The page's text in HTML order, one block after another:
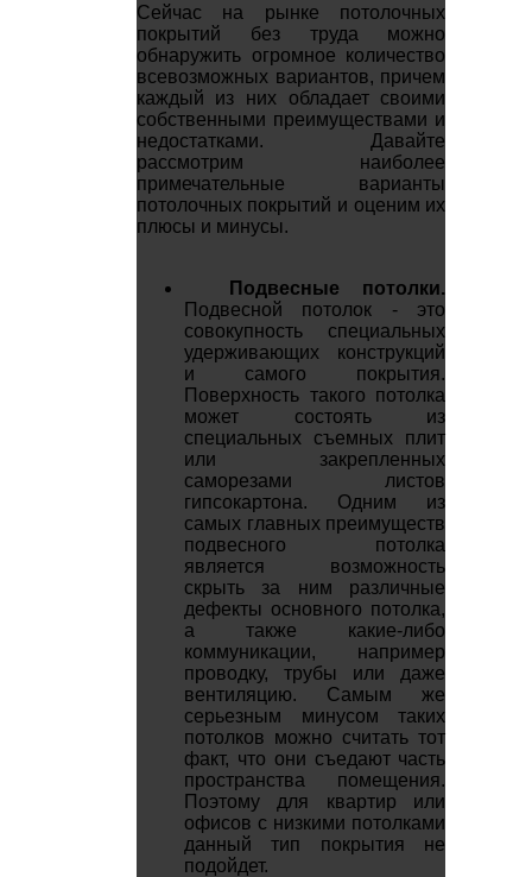
Сейчас на рынке потолочных
покрытий без труда можно
обнаружить огромное количество
всевозможных вариантов, причем
каждый из них обладает своими
собственными преимуществами и
недостатками. Давайте
рассмотрим наиболее
примечательные варианты
потолочных покрытий и оценим их
плюсы и минусы.
Подвесные потолки.
Подвесной потолок - это
совокупность специальных
удерживающих конструкций
и самого покрытия.
Поверхность такого потолка
может состоять из
специальных съемных плит
или закрепленных
саморезами листов
гипсокартона. Одним из
самых главных преимуществ
подвесного потолка
является возможность
скрыть за ним различные
дефекты основного потолка,
а также какие-либо
коммуникации, например
проводку, трубы или даже
вентиляцию. Самым же
серьезным минусом таких
потолков можно считать тот
факт, что они съедают часть
пространства помещения.
Поэтому для квартир или
офисов с низкими потолками
данный тип покрытия не
подойдет.